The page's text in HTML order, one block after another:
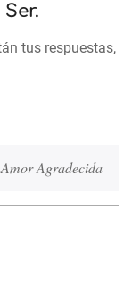
tus respuestas,
Agradecida